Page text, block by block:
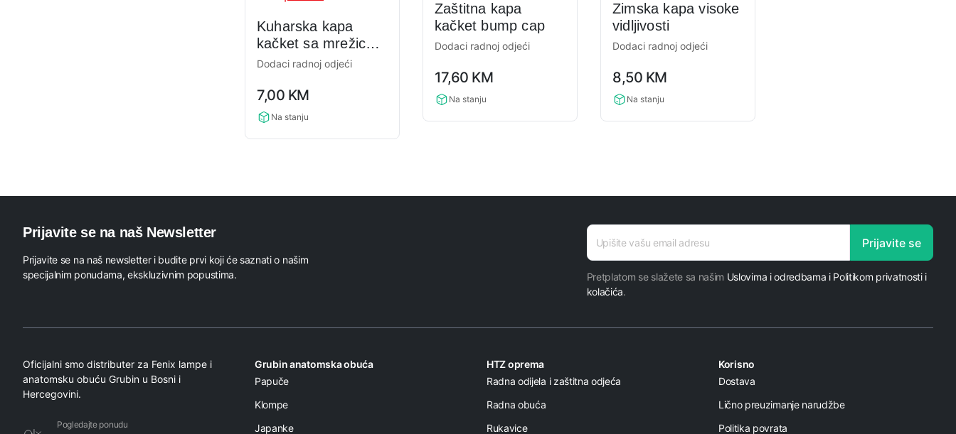
Kuharska kapa
kačket sa mrežicom
pamuk
Dodaci radnoj odjeći
rating
7,00 KM
Na stanju
Zaštitna kapa
kačket bump cap
Dodaci radnoj odjeći
rating
17,60 KM
Na stanju
Zimska kapa visoke
vidljivosti
Dodaci radnoj odjeći
rating
8,50 KM
Na stanju
Prijavite se na naš Newsletter
Prijavite se na naš newsletter i budite prvi koji će saznati o našim
specijalnim ponudama, ekskluzivnim popustima.
E-mail
adresa
Prijavite se
Pretplatom se slažete sa našim Uslovima i odredbama i Politikom privatnosti i
kolačića.
Oficijalni smo distributer za Fenix lampe i
anatomsku obuću Grubin u Bosni i
Hercegovini.
Pogledajte ponudu
Grubin anatomska obuća
Papuče
Klompe
Japanke
HTZ oprema
Radna odijela i zaštitna odjeća
Radna obuća
Rukavice
Korisno
Dostava
Lično preuzimanje narudžbe
Politika povrata